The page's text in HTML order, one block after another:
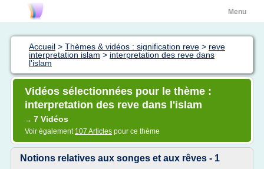
Menu
Accueil > Thèmes & vidéos : signification reve > reve
interpretation islam > interpretation des reve dans
l'islam
Vidéos sélectionnées pour le thème :
interpretation des reve dans l'islam
→ 7 Vidéos
Voir également 107 Articles pour ce thème
Notions relatives aux songes et aux rêves - 1